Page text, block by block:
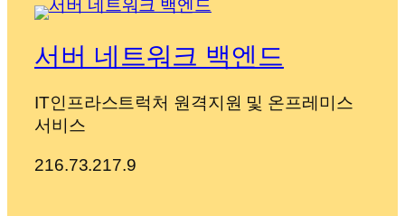
서버 네트워크 백엔드
IT인프라스트럭처 원격지원 및 온프레미스
서비스
216.73.217.9